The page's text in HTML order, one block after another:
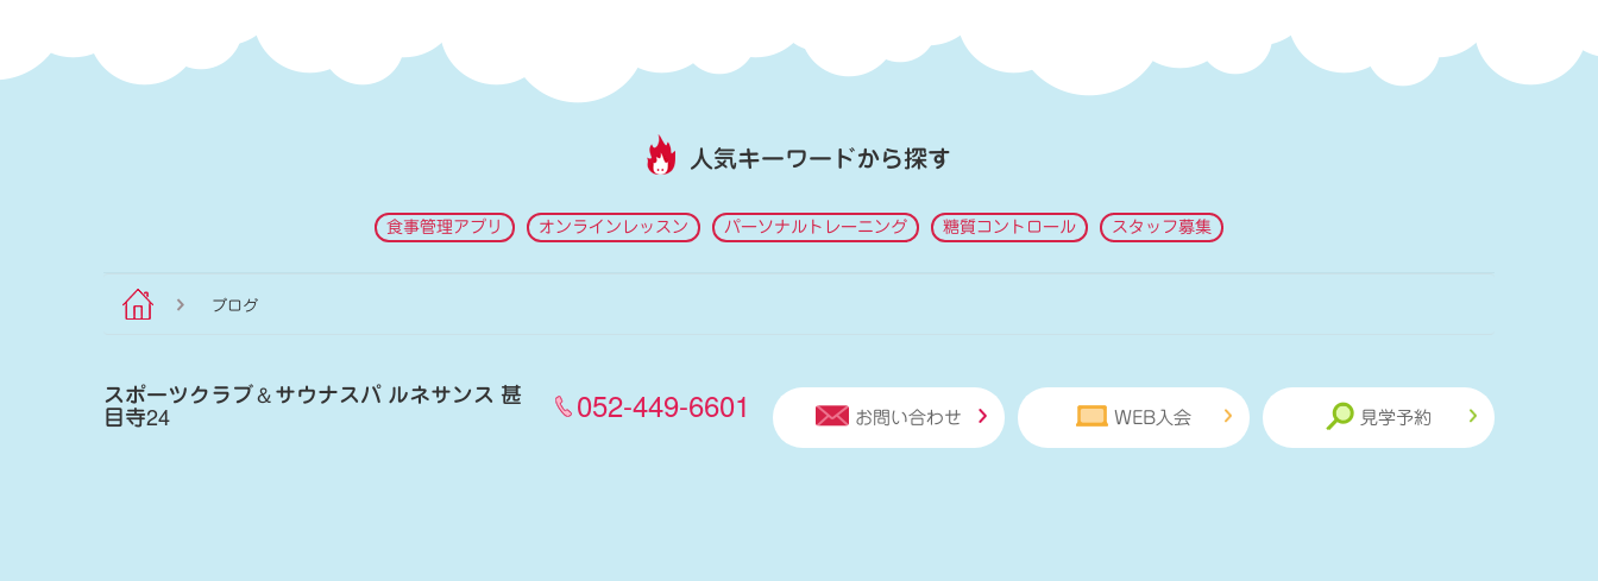
人気キーワードから探す
食事管理アプリ オンラインレッスン パーソナルトレーニング 糖質コントロール スタッフ募集
ブログ
スポーツクラブ＆サウナスパ ルネサンス 甚
目寺24 052-449-6601 お問い合わせ WEB入会 見学予約